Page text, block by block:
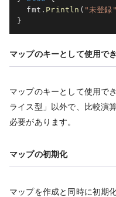
  fmt
. Println ( "未登録"
}
マップのキーとして使用で
マップのキーとして使用で
ライス型」以外で、比較演
必要があります。
マップの初期化
マップを作成と同時に初期